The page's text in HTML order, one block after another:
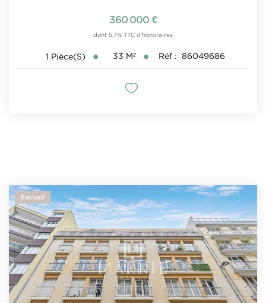
360 000 €
dont 5,7% TTC d'honoraires
1 Pièce(s) 33 M² Réf : 86049686
Exclusif